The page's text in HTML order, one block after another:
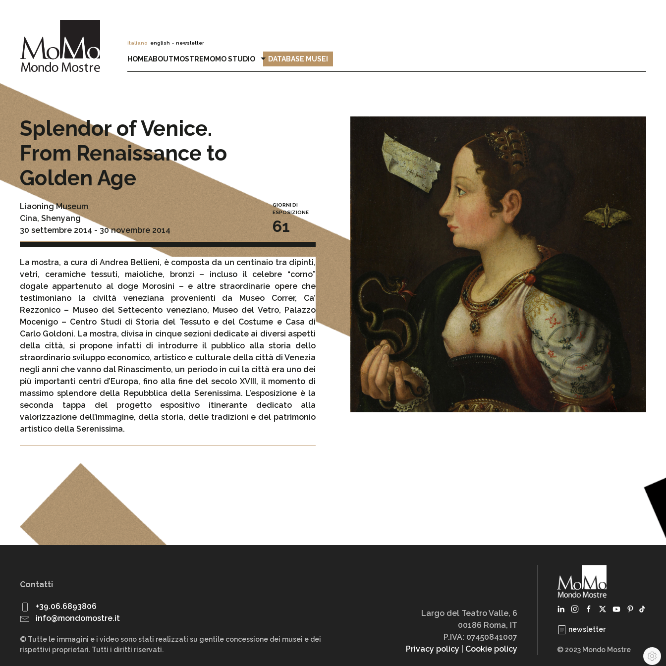
italiano english -newsletter
HOMEABOUT MOSTRE MOMO STUDIO DATABASE MUSEI
Splendor of Venice.
From Renaissance to
Golden Age
Liaoning Museum
Cina, Shenyang
30 settembre 2014 - 30 novembre 2014
GIORNI DI
ESPOSIZIONE
61
La mostra, a cura di Andrea Bellieni, è composta da un centinaio tra dipinti,
vetri, ceramiche tessuti, maioliche, bronzi – incluso il celebre “corno”
dogale appartenuto al doge Morosini – e altre straordinarie opere che
testimoniano la civiltà veneziana provenienti da Museo Correr, Ca’
Rezzonico – Museo del Settecento veneziano, Museo del Vetro, Palazzo
Mocenigo – Centro Studi di Storia del Tessuto e del Costume e Casa di
Carlo Goldoni. La mostra, divisa in cinque sezioni dedicate ai diversi aspetti
della città, si propone infatti di introdurre il pubblico alla storia dello
straordinario sviluppo economico, artistico e culturale della città di Venezia
negli anni che vanno dal Rinascimento, un periodo in cui la città era uno dei
più importanti centri d’Europa, fino alla fine del secolo XVIII, il momento di
massimo splendore della Repubblica della Serenissima. L’esposizione è la
seconda tappa del progetto espositivo itinerante dedicato alla
valorizzazione dell’immagine, della storia, delle tradizioni e del patrimonio
artistico della Serenissima.
Contatti
+39.06.6893806
info@mondomostre.it
© Tutte le immagini e i video sono stati realizzati su gentile concessione dei musei e dei
rispettivi proprietari. Tutti i diritti riservati.
Largo del Teatro Valle, 6
00186 Roma, IT
P.IVA: 07450841007
Privacy policy
Cookie policy
newsletter
© 2023 Mondo Mostre